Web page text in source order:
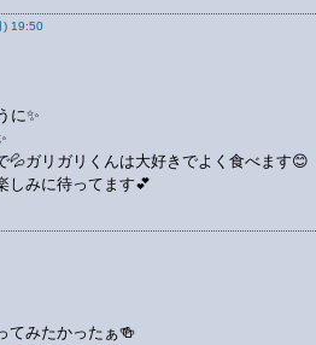
) 19:50
に✨
💦ガリガリくんは大好きでよく食べます😊
しみに待ってます💕
てみたかったぁ🍻